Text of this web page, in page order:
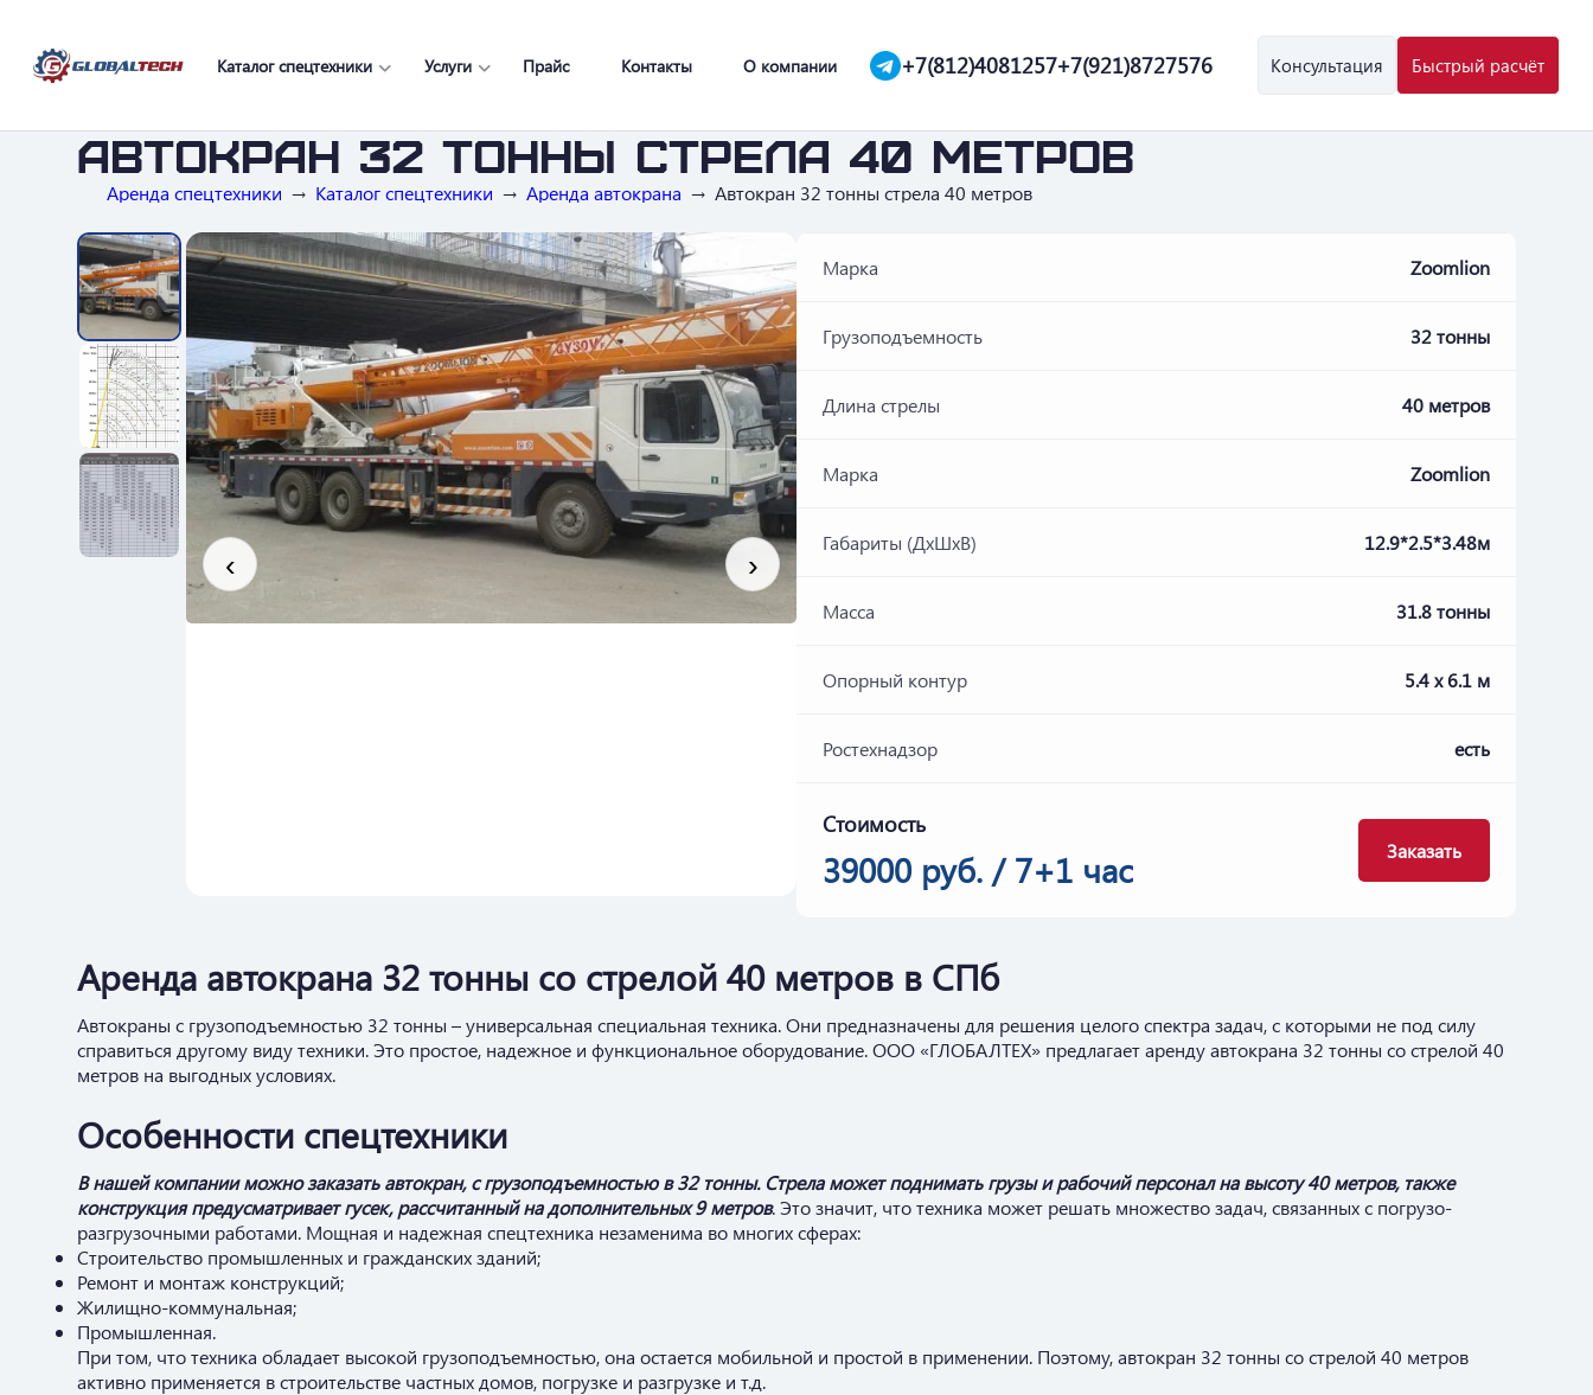
Каталог спецтехники Услуги Прайс Контакты О компании +7(812)4081257+7(921)8727576 Консультация Быстрый расчёт
Автокран 32 тонны стрела 40 метров
Аренда спецтехники Каталог спецтехники Аренда автокрана Автокран 32 тонны стрела 40 метров
‹ ›
Марка Zoomlion
Грузоподъемность 32 тонны
Длина стрелы 40 метров
Марка Zoomlion
Габариты (ДхШхВ) 12.9*2.5*3.48м
Масса 31.8 тонны
Опорный контур 5.4 х 6.1 м
Ростехнадзор есть
Стоимость
39000 руб. / 7+1 час Заказать
Аренда автокрана 32 тонны со стрелой 40 метров в СПб
Автокраны с грузоподъемностью 32 тонны – универсальная специальная техника. Они предназначены для решения целого спектра задач, с которыми не под силу
справиться другому виду техники. Это простое, надежное и функциональное оборудование. ООО «ГЛОБАЛТЕХ» предлагает аренду автокрана 32 тонны со стрелой 40
метров на выгодных условиях.
Особенности спецтехники
В нашей компании можно заказать автокран, с грузоподъемностью в 32 тонны. Стрела может поднимать грузы и рабочий персонал на высоту 40 метров, также
конструкция предусматривает гусек, рассчитанный на дополнительных 9 метров. Это значит, что техника может решать множество задач, связанных с погрузо-
разгрузочными работами. Мощная и надежная спецтехника незаменима во многих сферах:
Строительство промышленных и гражданских зданий;
Ремонт и монтаж конструкций;
Жилищно-коммунальная;
Промышленная.
При том, что техника обладает высокой грузоподъемностью, она остается мобильной и простой в применении. Поэтому, автокран 32 тонны со стрелой 40 метров
активно применяется в строительстве частных домов, погрузке и разгрузке и т.д.